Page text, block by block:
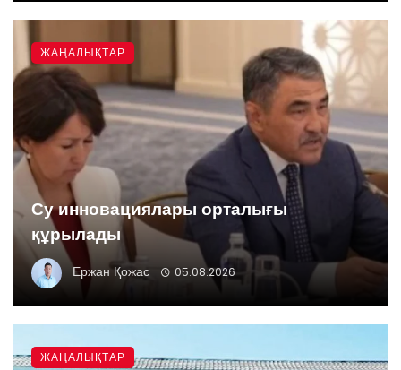
Су инновациялары орталығы
құрылады
Ержан Қожас 05.08.2026
ЖАҢАЛЫҚТАР
ЖАҢАЛЫҚТАР